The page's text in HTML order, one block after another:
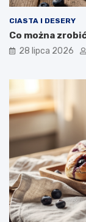
CIASTA I DESERY
Co można
28 lipca 2026